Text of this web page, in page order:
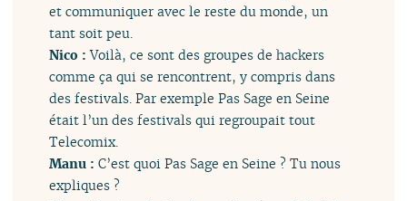
et communiquer avec le reste du monde, un
tant soit peu.
Nico :Voilà, ce sont des groupes de hackers
comme ça qui se rencontrent, y compris dans
des festivals. Par exemple Pas Sage en Seine
était l’un des festivals qui regroupait tout
Telecomix.
Manu :C’est quoi Pas Sage en Seine ? Tu nous
expliques ?